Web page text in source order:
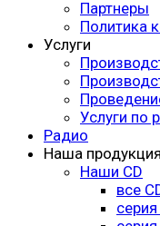
Партнеры
Политика
Услуги
Услуги по
Радио
Наша продукция
Наши CD
все